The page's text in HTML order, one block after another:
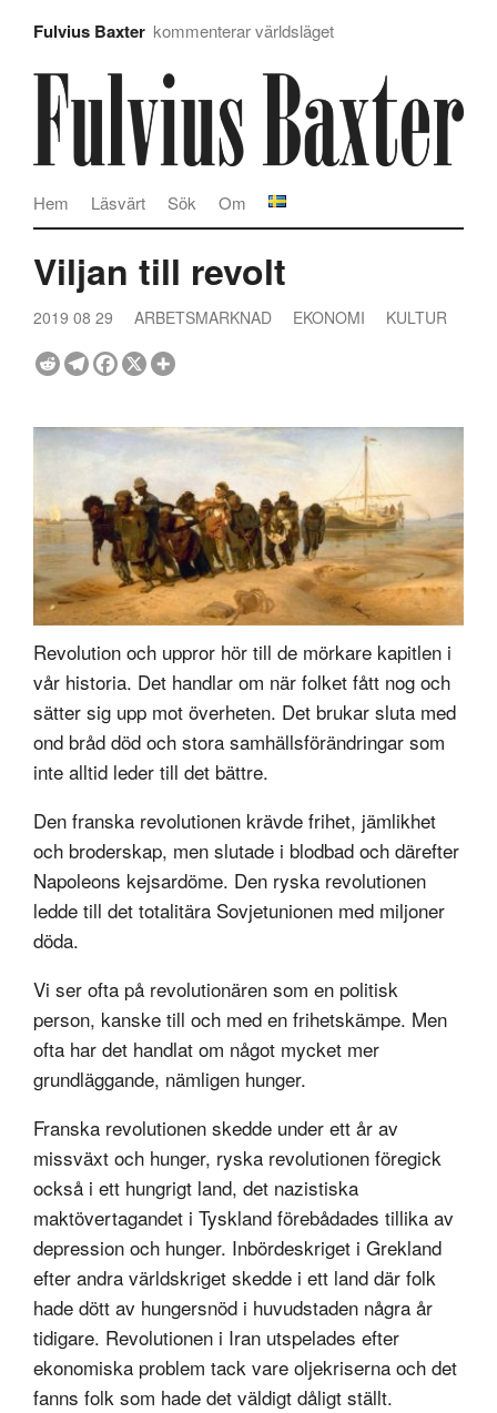
Fulvius Baxter kommenterar världsläget
Om
Sök
Läsvärt
Hem
Viljan till revolt
2019 08 29 ARBETSMARKNAD EKONOMI KULTUR
Revolution och uppror hör till de mörkare kapitlen i
vår historia. Det handlar om när folket fått nog och
sätter sig upp mot överheten. Det brukar sluta med
ond bråd död och stora samhällsförändringar som
inte alltid leder till det bättre.
Den franska revolutionen krävde frihet, jämlikhet
och broderskap, men slutade i blodbad och därefter
Napoleons kejsardöme. Den ryska revolutionen
ledde till det totalitära Sovjetunionen med miljoner
döda.
Vi ser ofta på revolutionären som en politisk
person, kanske till och med en frihetskämpe. Men
ofta har det handlat om något mycket mer
grundläggande, nämligen hunger.
Franska revolutionen skedde under ett år av
missväxt och hunger, ryska revolutionen föregick
också i ett hungrigt land, det nazistiska
maktövertagandet i Tyskland förebådades tillika av
depression och hunger. Inbördeskriget i Grekland
efter andra världskriget skedde i ett land där folk
hade dött av hungersnöd i huvudstaden några år
tidigare. Revolutionen i Iran utspelades efter
ekonomiska problem tack vare oljekriserna och det
fanns folk som hade det väldigt dåligt ställt.